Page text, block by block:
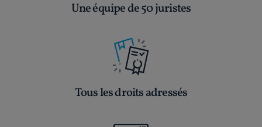
Une équipe de 50 juristes
Tous les droits adressés